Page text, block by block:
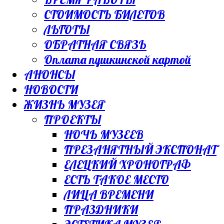
СТОИМОСТЬ БИЛЕТОВ
ЛЬГОТЫ
ОБРАТНАЯ СВЯЗЬ
Оплата пушкинской картой
АНОНСЫ
НОВОСТИ
ЖИЗНЬ МУЗЕЯ
ПРОЕКТЫ
НОЧЬ МУЗЕЕВ
ПРЕЗАНЯТНЫЙ ЭКСПОНАТ
ЕЛЕЦКИЙ ХРОНОГРАФ
ЕСТЬ ТАКОЕ МЕСТО
ЛИЦА ВРЕМЕНИ
ПРАЗДНИКИ